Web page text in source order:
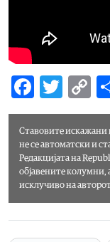
Ставовите искажани
не се автоматски и
Редакцијата на
објавените колумни,
исклучиво на